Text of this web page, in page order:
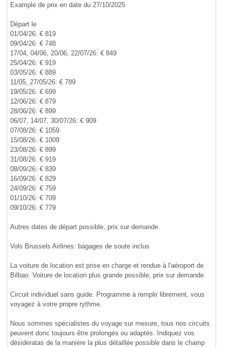
Example de prix en date du 27/10/2025
Départ le
01/04/26: € 819
09/04/26: € 748
17/04, 04/06, 20/06, 22/07/26: € 849
25/04/26: € 919
03/05/26: € 889
11/05, 27/05/26: € 789
19/05/26: € 699
12/06/26: € 879
28/06/26: € 899
06/07, 14/07, 30/07/26: € 909
07/08/26: € 1059
15/08/26: € 1009
23/08/26: € 899
31/08/26: € 919
08/09/26: € 839
16/09/26: € 829
24/09/26: € 759
01/10/26: € 709
09/10/26: € 779
Autres dates de départ possible, prix sur demande.
Vols Brussels Airlines: bagages de soute inclus
La voiture de location est prise en charge et rendue à l'aéroport de
Bilbao. Voiture de location plus grande possible, prix sur demande.
Circuit individuel sans guide. Programme à remplir librement, vous
voyagez à votre propre rythme.
Nous sommes spécialistes du voyage sur mesure, tous nos circuits
peuvent donc toujours être prolongés ou adaptés. Indiquez vos
désideratas de la manière la plus détaillée possible dans le champ